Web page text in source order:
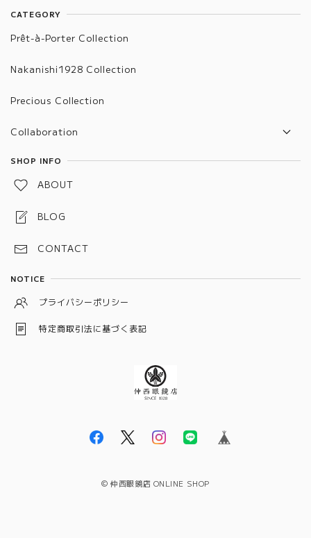
CATEGORY
Prêt-à-Porter Collection
Nakanishi1928 Collection
Precious Collection
Collaboration
TVR x Nakanishi
SHOP INFO
ABOUT
BLOG
CONTACT
NOTICE
プライバシーポリシー
特定商取引法に基づく表記
© 仲西眼鏡店 ONLINE SHOP